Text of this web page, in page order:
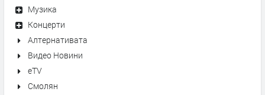
Музика
Концерти
Алтернативата
Видео Новини
eTV
Смолян